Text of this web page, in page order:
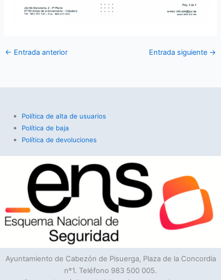
← Entrada anterior Entrada siguiente →
Política de alta de usuarios
Política de baja
Política de devoluciones
Ayuntamiento de Cabezón de Pisuerga, Plaza de la Concordia
nº1. Teléfono 983 500 005.